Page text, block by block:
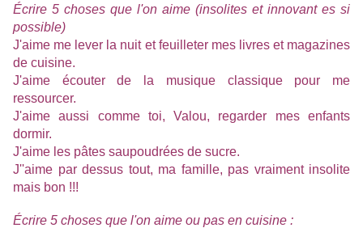
Écrire 5 choses que l'on aime (insolites et innovant es si
possible)
J'aime me lever la nuit et feuilleter mes livres et magazines
de cuisine.
J'aime écouter de la musique classique pour me
ressourcer.
J'aime aussi comme toi, Valou, regarder mes enfants
dormir.
J'aime les pâtes saupoudrées de sucre.
J''aime par dessus tout, ma famille, pas vraiment insolite
mais bon !!!
Écrire 5 choses que l'on aime ou pas en cuisine :